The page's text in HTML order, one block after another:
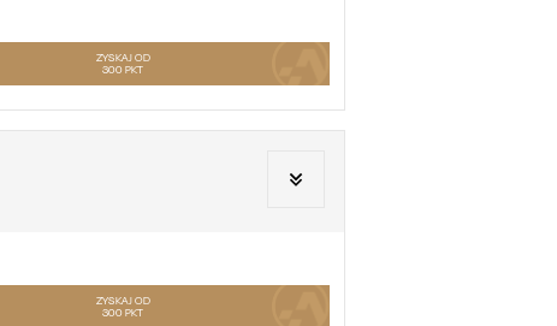
ZYSKAJ OD
300 PKT
ZYSKAJ OD
300 PKT